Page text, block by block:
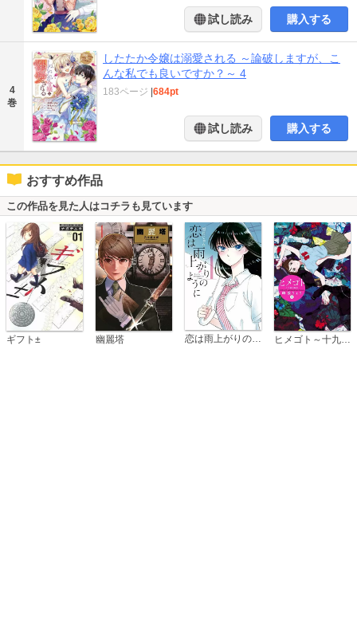
試し読み 購入する
4
巻
したたか令嬢は溺愛される ～論破しますが、こ
んな私でも良いですか？～ 4
183ページ |684pt
試し読み 購入する
おすすめ作品
この作品を見た人はコチラも見ています
ギフト± 幽麗塔 恋は雨上がりのように